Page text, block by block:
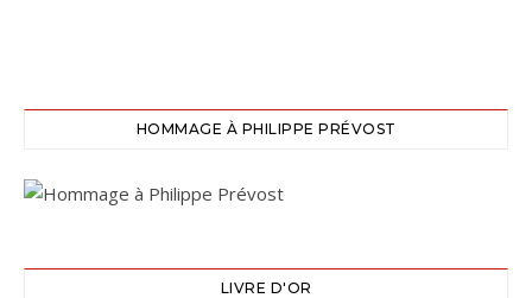
HOMMAGE À PHILIPPE PRÉVOST
LIVRE D'OR